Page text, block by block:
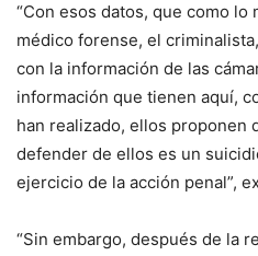
“Con esos datos, que como
médico forense, el
con la información de las
información que tienen aquí,
han realizado, ellos proponen
defender de ellos es un
ejercicio de la acción penal”,
“Sin embargo, después de la